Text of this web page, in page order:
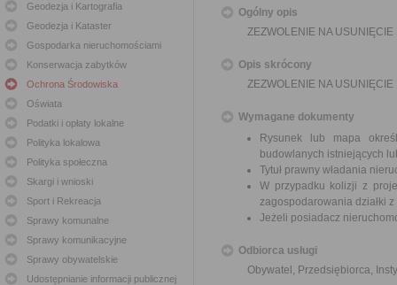
Geodezja i Kartografia
Geodezja i Kataster
Gospodarka nieruchomościami
Konserwacja zabytków
Ochrona Środowiska
Oświata
Podatki i opłaty lokalne
Polityka lokalowa
Polityka społeczna
Skargi i wnioski
Sport i Rekreacja
Sprawy komunalne
Sprawy komunikacyjne
Sprawy obywatelskie
Udostępnianie informacji publicznej
Ogólny opis
ZEZWOLENIE NA
Opis skrócony
ZEZWOLENIE NA
Wymagane dokumenty
Rysunek lub mapa
budowlanych istniejących
Tytuł prawny władania
W przypadku kolizji z
zagospodarowania działki
Jeżeli posiadacz
Odbiorca usługi
Obywatel, Przedsiębiorca,